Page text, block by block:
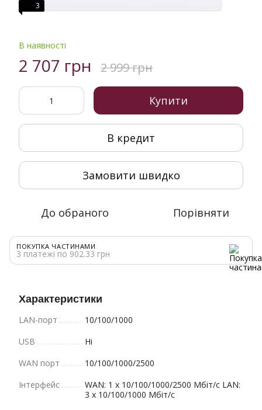
3
В наявності
2 707 грн 2 999 грн
Купити
В кредит
Замовити швидко
До обраного Порівняти
ПОКУПКА ЧАСТИНАМИ
3 платежі по 902.33 грн
Характеристики
LAN-порт
10/100/1000
USB
Ні
WAN порт
10/100/1000/2500
Інтерфейс
WAN: 1 x 10/100/1000/2500 Мбіт/с LAN:
3 x 10/100/1000 Мбіт/с